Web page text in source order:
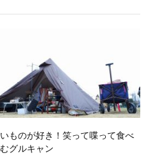
ものが好き！笑って喋って食べ
グルキャン